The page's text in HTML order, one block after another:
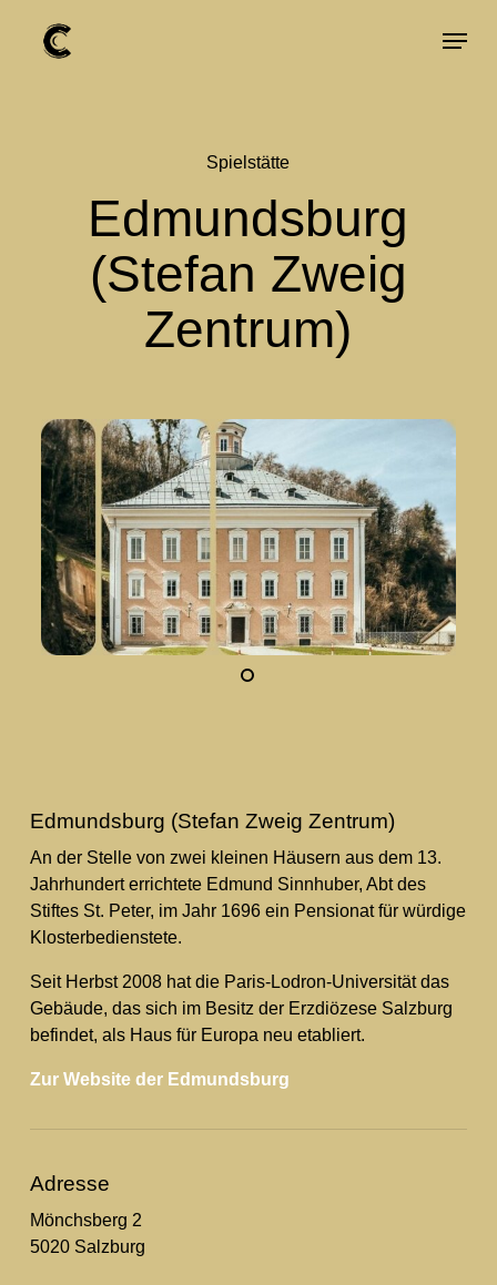
Menu
Spielstätte
Edmundsburg
(Stefan Zweig
Zentrum)
Edmundsburg (Stefan Zweig Zentrum)
An der Stelle von zwei kleinen Häusern aus dem 13.
Jahrhundert errichtete Edmund Sinnhuber, Abt des
Stiftes St. Peter, im Jahr 1696 ein Pensionat für würdige
Klosterbedienstete.
Seit Herbst 2008 hat die Paris-Lodron-Universität das
Gebäude, das sich im Besitz der Erzdiözese Salzburg
befindet, als Haus für Europa neu etabliert.
Zur Website der Edmundsburg
Adresse
Mönchsberg 2
5020 Salzburg